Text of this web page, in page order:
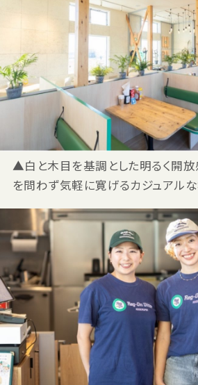
▲白と木目を基調とした明るく開放
を問わず気軽に寛げるカジュアル